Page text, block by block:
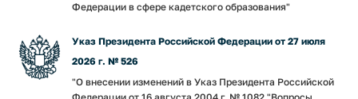
Федерации в сфере кадетского образования"
Указ Президента Российской Федерации от 27 июля
2026 г. № 526
"О внесении изменений в Указ Президента Российской
Федерации от 16 августа 2004 г. № 1082 "Вопросы